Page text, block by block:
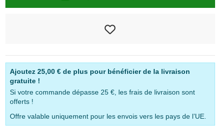
Ajoutez 25,00 €de plus pour bénéficier de la livraison
gratuite !
Si votre commande dépasse 25 €, les frais de livraison sont
offerts !
Offre valable uniquement pour les envois vers les pays de l’UE.